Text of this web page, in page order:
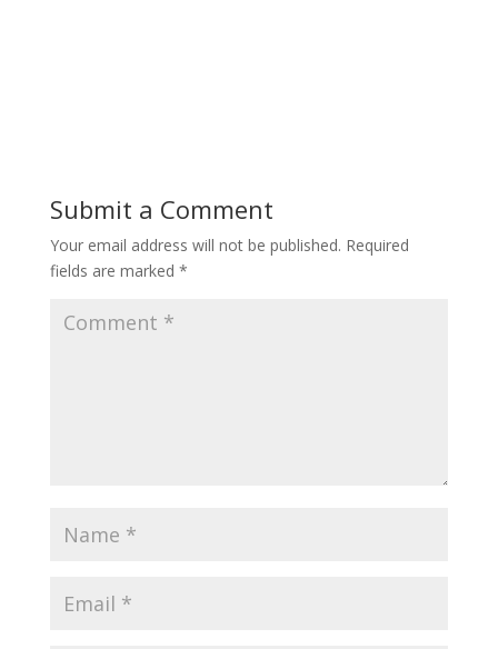
Submit a Comment
Your email address will not be published. Required
fields are marked *